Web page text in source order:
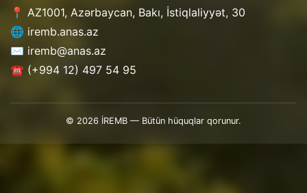
📍 AZ1001, Azərbaycan, Bakı, İstiqlaliyyət, 30
🌐 iremb.anas.az
✉️ iremb@anas.az
☎️ (+994 12) 497 54 95
© 2026 İREMB — Bütün hüquqlar qorunur.